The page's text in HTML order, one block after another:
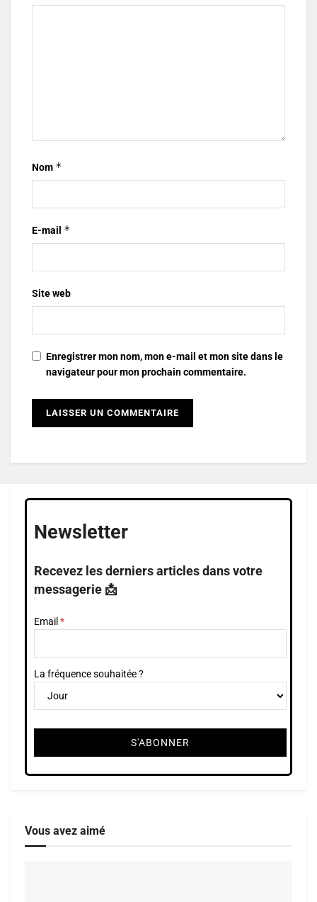
Nom *
E-mail *
Site web
Enregistrer mon nom, mon e-mail et mon site dans le
navigateur pour mon prochain commentaire.
Newsletter
Recevez les derniers articles dans votre
messagerie 📩
Email
La fréquence souhaitée ?
Vous avez aimé